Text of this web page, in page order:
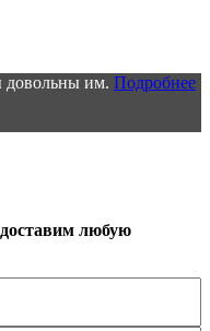
довольны им. Подробнее
любую